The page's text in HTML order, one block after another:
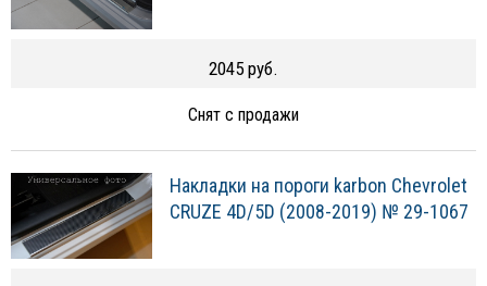
2045 руб.
Снят с продажи
Накладки на пороги karbon Chevrolet
CRUZE 4D/5D (2008-2019) № 29-1067